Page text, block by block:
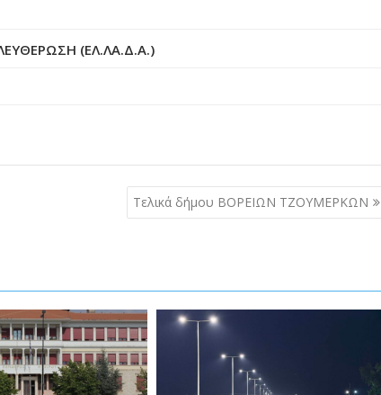
(ΕΛ.ΛΑ.Δ.Α.)
Τελικά δήμου ΒΟΡΕΙΩΝ ΤΖΟΥΜΕΡΚΩΝ